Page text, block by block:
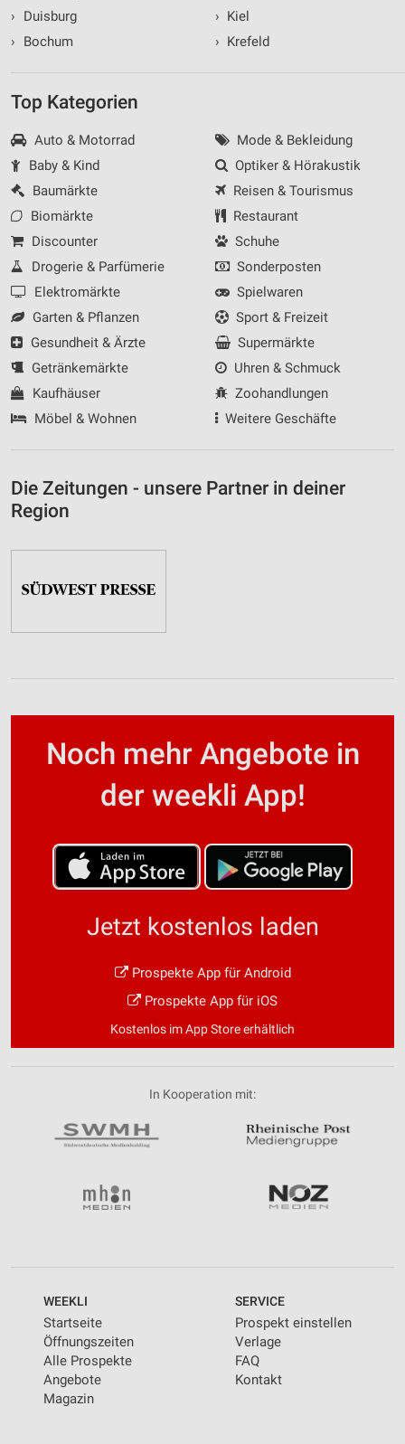
›
Duisburg
›
Bochum
› Kiel
› Krefeld
Top Kategorien
Auto & Motorrad
Baby & Kind
Baumärkte
Biomärkte
Discounter
Drogerie & Parfümerie
Elektromärkte
Garten & Pflanzen
Gesundheit & Ärzte
Getränkemärkte
Kaufhäuser
Möbel & Wohnen
Mode & Bekleidung
Optiker & Hörakustik
Reisen & Tourismus
Restaurant
Schuhe
Sonderposten
Spielwaren
Sport & Freizeit
Supermärkte
Uhren & Schmuck
Zoohandlungen
Weitere Geschäfte
Die Zeitungen - unsere Partner in deiner
Region
Noch mehr Angebote in
der weekli App!
Jetzt kostenlos laden
Prospekte App für Android
Prospekte App für iOS
Kostenlos im App Store erhältlich
In Kooperation mit:
WEEKLI
Startseite
Öffnungszeiten
Alle Prospekte
Angebote
Magazin
SERVICE
Prospekt einstellen
Verlage
FAQ
Kontakt